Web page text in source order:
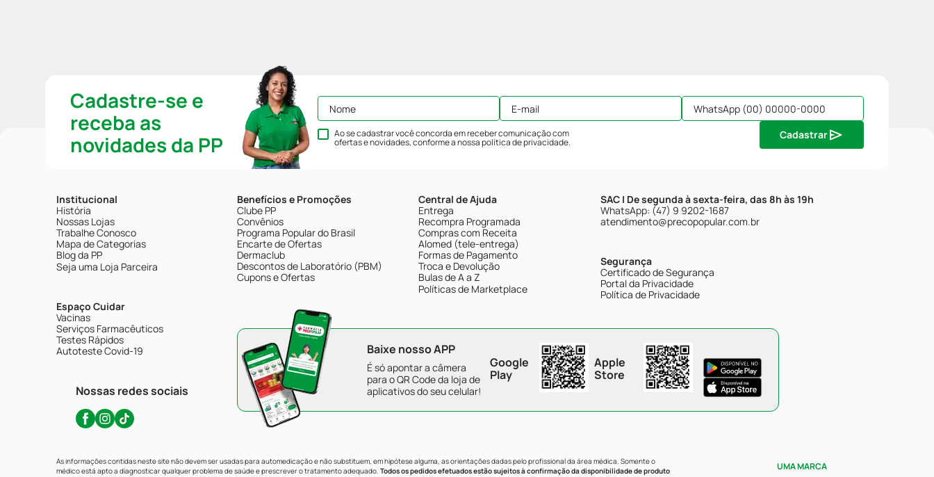
Cadastre-se e
receba as
novidades da PP
Ao se cadastrar você concorda em receber comunicação com
ofertas e novidades, conforme a nossapolítica de privacidade.
Cadastrar
Institucional
História
Nossas Lojas
Trabalhe Conosco
Mapa de Categorias
Blog da PP
Seja uma Loja Parceira
Espaço Cuidar
Vacinas
Serviços Farmacêuticos
Testes Rápidos
Autoteste Covid-19
Nossas redes sociais
Benefícios e Promoções
Clube PP
Convênios
Programa Popular do Brasil
Encarte de Ofertas
Dermaclub
Descontos de Laboratório (PBM)
Cupons e Ofertas
Central de Ajuda
Entrega
Recompra Programada
Compras com Receita
Alomed (tele-entrega)
Formas de Pagamento
Troca e Devolução
Bulas de A a Z
Políticas de Marketplace
SAC | De segunda à sexta-feira, das 8h às 19h
WhatsApp: (47) 9 9202-1687
atendimento@precopopular.com.br
Segurança
Certificado de Segurança
Portal da Privacidade
Política de Privacidade
Baixe nosso APP
É só apontar a câmera
para o QR Code da loja de
aplicativos do seu celular!
Google
Play
Apple
Store
As informações contidas neste site não devem ser usadas para automedicação e não substituem, em hipótese alguma, as orientações dadas pelo profissional da área médica. Somente o
médico está apto a diagnosticar qualquer problema de saúde e prescrever o tratamento adequado. Todos os pedidos efetuados estão sujeitos à confirmação da disponibilidade de produto
UMA MARCA